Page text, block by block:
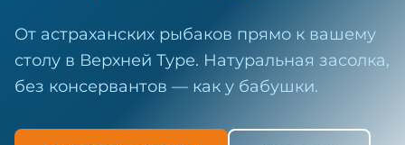
От астраханских рыбаков прямо к вашему
столу в Верхней Туре. Натуральная засолка,
без консервантов — как у бабушки.